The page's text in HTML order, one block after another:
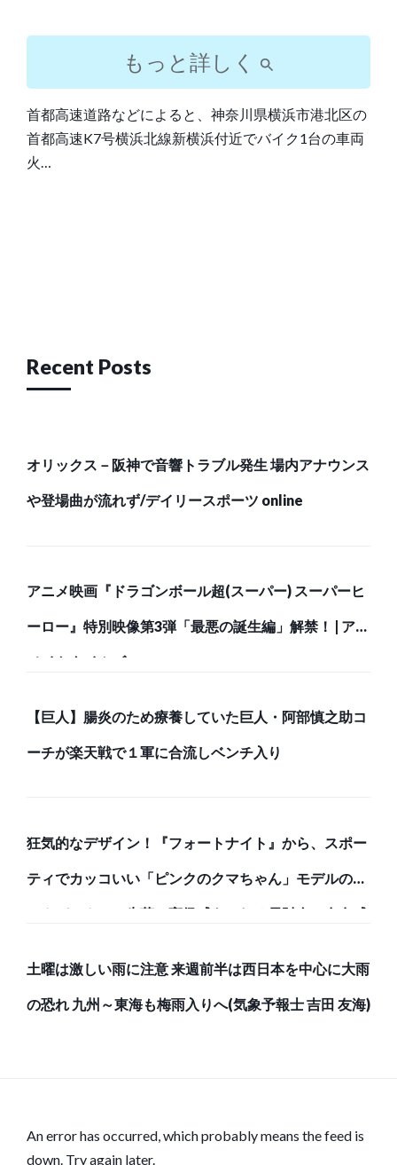
もっと詳しく
首都高速道路などによると、神奈川県横浜市港北区の
首都高速K7号横浜北線新横浜付近でバイク1台の車両
火…
Recent Posts
オリックス－阪神で音響トラブル発生 場内アナウンス
や登場曲が流れず/デイリースポーツ online
アニメ映画『ドラゴンボール超(スーパー) スーパーヒ
ーロー』特別映像第3弾「最悪の誕生編」解禁！ | アニ
メイトタイムズ
【巨人】腸炎のため療養していた巨人・阿部慎之助コ
ーチが楽天戦で１軍に合流しベンチ入り
狂気的なデザイン！『フォートナイト』から、スポー
ティでカッコいい「ピンクのクマちゃん」モデルのバ
ックパックと、牛革で高級感あふれる長財布で存在感
土曜は激しい雨に注意 来週前半は西日本を中心に大雨
の恐れ 九州～東海も梅雨入りへ(気象予報士 吉田 友海)
An error has occurred, which probably means the feed is
down. Try again later.